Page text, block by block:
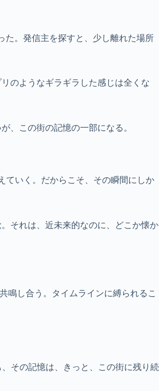
た。発信主を探すと、少し離れた場所
のようなギラギラした感じは全くな
、この街の記憶の一部になる。
ていく。だからこそ、その瞬間にしか
それは、近未来的なのに、どこか懐か
鳴し合う。タイムラインに縛られるこ
その記憶は、きっと、この街に残り続